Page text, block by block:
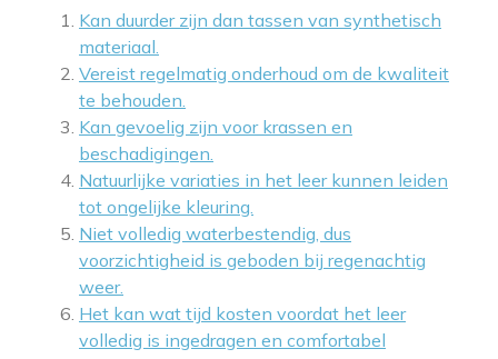
Kan duurder zijn dan tassen van synthetisch
materiaal.
Vereist regelmatig onderhoud om de kwaliteit
te behouden.
Kan gevoelig zijn voor krassen en
beschadigingen.
Natuurlijke variaties in het leer kunnen leiden
tot ongelijke kleuring.
Niet volledig waterbestendig, dus
voorzichtigheid is geboden bij regenachtig
weer.
Het kan wat tijd kosten voordat het leer
volledig is ingedragen en comfortabel